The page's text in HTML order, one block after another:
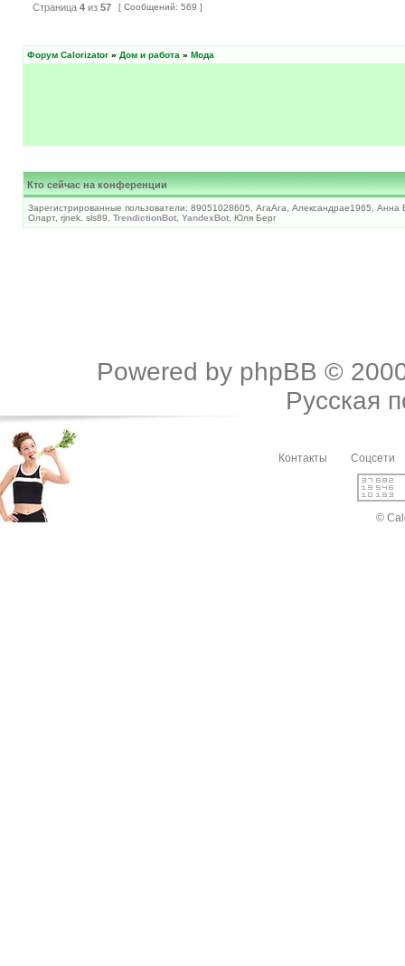
Страница 4 из 57 [ Сообщений: 569 ]
Форум Calorizator » Дом и работа » Мода
Кто сейчас на конференции
Зарегистрированные пользователи: 89051028605, АгаАга, Александраe1965, Анна
Оларт, rjnek, sls89, TrendictionBot YandexBot , Юля Берг
Powered by phpBB ©
Русская
Контакты Соцсети
©